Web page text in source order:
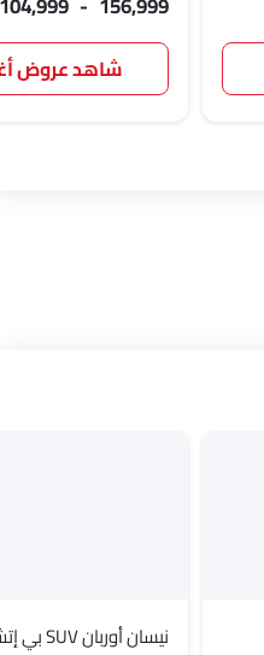
104,999 - 156,999
شاهد عروض
نيسان أوربان SUV بي إتش إي في